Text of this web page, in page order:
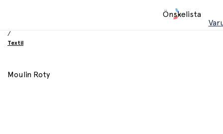
Önskelista
/
Textil
Moulin Roty